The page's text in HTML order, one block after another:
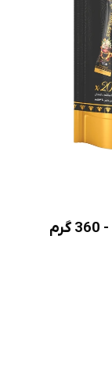
چای لاته بهارنارنج هربی تِک تایم لِس - 360 گرم